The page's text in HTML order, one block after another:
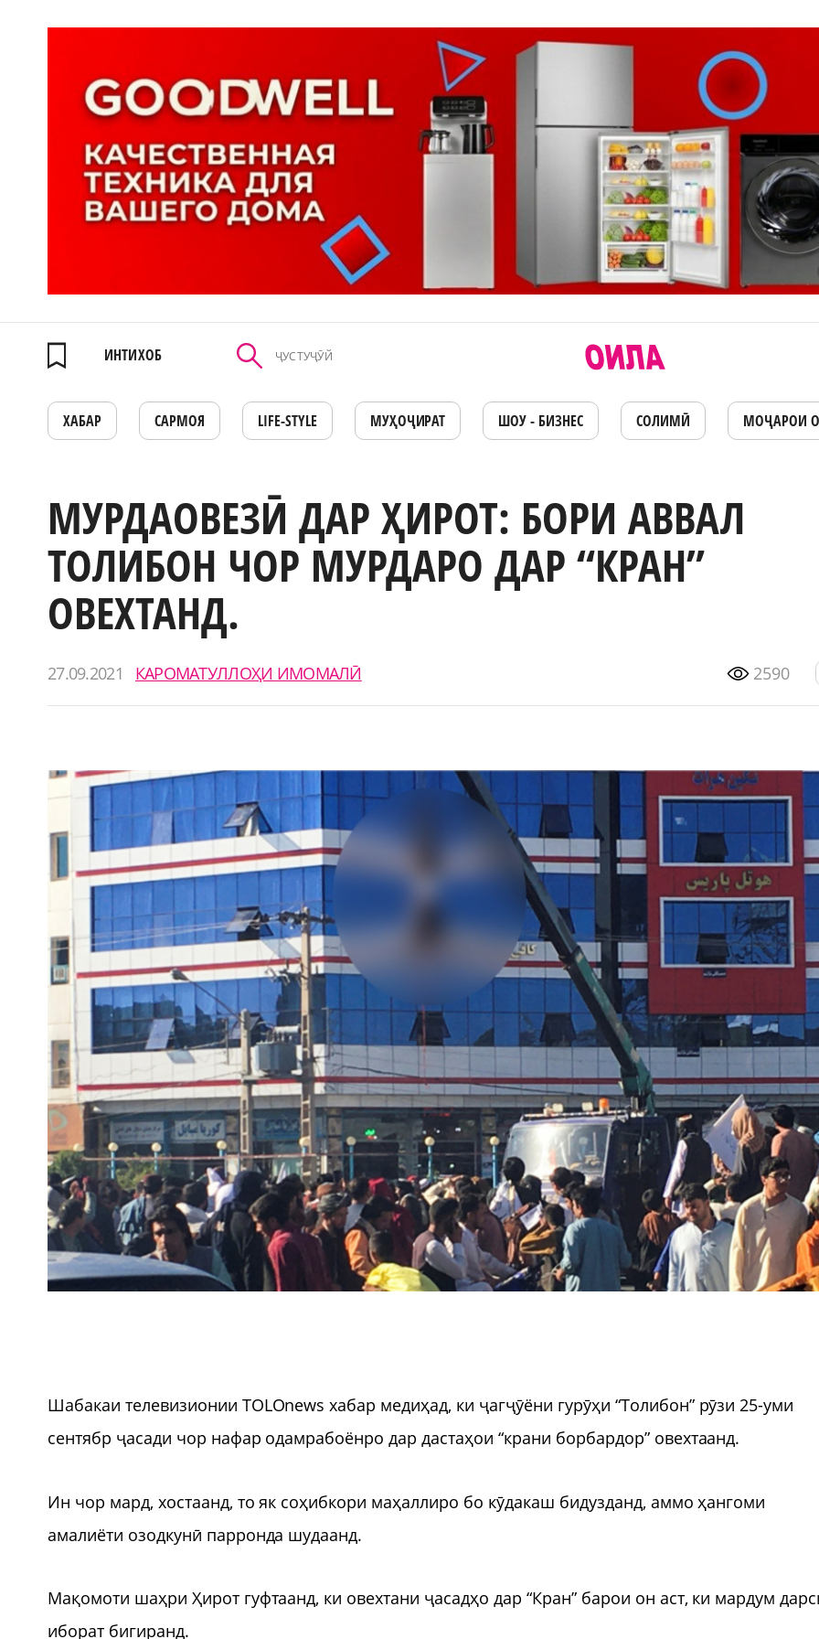
ИНТИХОБ
ХАБАР САРМОЯ LIFE-STYLE МУҲОҶИРАТ ШОУ - БИЗНЕС СОЛИМӢ МОҶАРОИ
МУРДАОВЕЗӢ ДАР ҲИРОТ: БОРИ АВВАЛ
ТОЛИБОН ЧОР МУРДАРО ДАР “КРАН”
ОВЕХТАНД.
27.09.2021 КАРОМАТУЛЛОҲИ ИМОМАЛӢ 2590
Шабакаи телевизионии TOLOnews хабар медиҳад, ки ҷагҷӯёни гурӯҳи “Толибон” рӯзи 25-уми
сентябр ҷасади чор нафар одамрабоёнро дар дастаҳои “крани борбардор” овехтаанд.
Ин чор мард, хостаанд, то як соҳибкори маҳаллиро бо кӯдакаш бидузданд, аммо ҳангоми
амалиёти озодкунӣ парронда шудаанд.
Мақомоти шаҳри Ҳирот гуфтаанд, ки овехтани ҷасадҳо дар “Кран” барои он аст, ки мардум
иборат бигиранд.